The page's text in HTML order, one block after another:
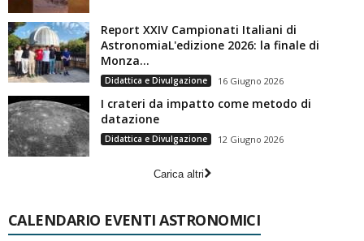
Report XXIV Campionati Italiani di
AstronomiaL'edizione 2026: la finale di
Monza...
Didattica e Divulgazione 16 Giugno 2026
I crateri da impatto come metodo di
datazione
Didattica e Divulgazione 12 Giugno 2026
Carica altri
CALENDARIO EVENTI ASTRONOMICI